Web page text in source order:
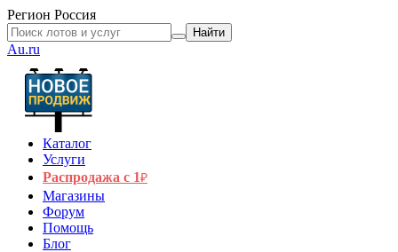
Регион Россия
Найти
Au.ru
Каталог
Услуги
Распродажа с 1₽
Магазины
Форум
Помощь
Блог